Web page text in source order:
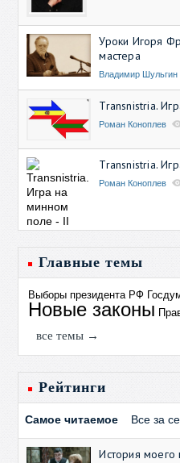
Уроки Игоря
мастера
Владимир Шульгин
Transnistria.
Роман Коноплев
Transnistria.
Роман Коноплев
Главные темы
Выборы президента РФ
Новые законы
все темы →
Рейтинги
Самое читаемое Все за
История моего